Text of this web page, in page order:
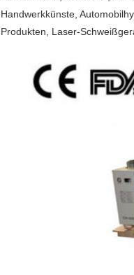
Handwerkkünste,
Produkten, Laser-